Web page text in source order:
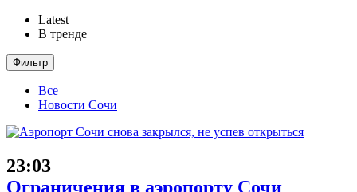
Latest
В тренде
Фильтр
Все
Новости Сочи
23:03
Ограничения в аэропорту Сочи